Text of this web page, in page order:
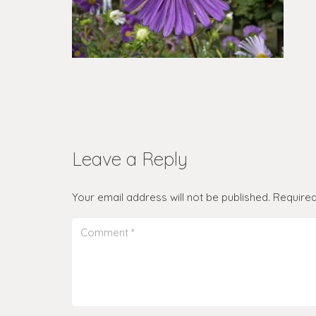
Leave a Reply
Your email address will not be published.